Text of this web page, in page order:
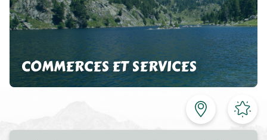
COMMERCES ET SERVICES